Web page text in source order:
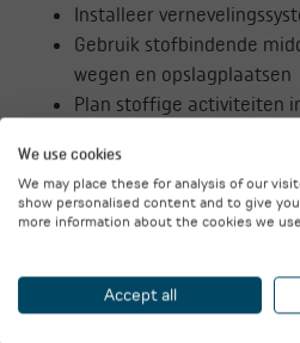
Installeer
Gebruik stofbindende
wegen en opslagplaatsen
Plan stoffige activiteiten
Investeer in professionele
Hoe wuvio
stofproblemen
We use cookies
We may place these for analysis of our
show personalised content and to give
more information about the cookies we
Accept all